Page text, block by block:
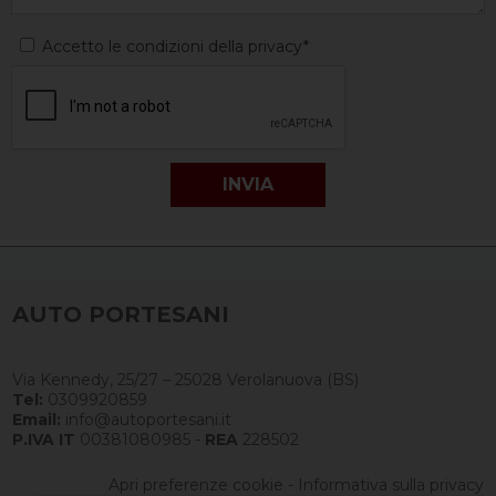
Accetto le condizioni della privacy*
AUTO PORTESANI
Via Kennedy, 25/27 – 25028 Verolanuova (BS)
Tel: 0309920859
Email: info@autoportesani.it
P.IVA IT 00381080985 - REA 228502
Apri preferenze cookie - Informativa sulla privacy